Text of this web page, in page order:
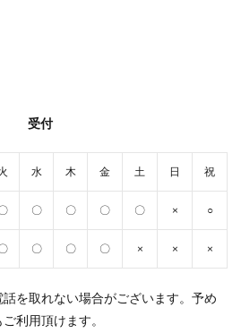
受付
水 木 金 土 日 祝
〇 〇 〇 〇 × ○
〇 〇 〇 × × ×
を取れない場合がございます。予め
利用頂けます。